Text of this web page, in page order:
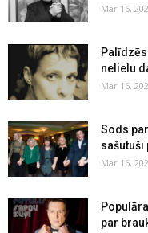
Mar 16,
nelielu
Mar 16,
Sods
sašutuši
Mar 16,
par